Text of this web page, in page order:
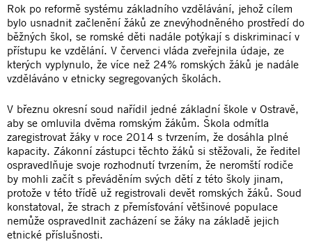
Rok po reformě systému základního vzdělávání, jehož cílem
bylo usnadnit začlenění žáků ze znevýhodněného prostředí do
běžných škol, se romské děti nadále potýkají s diskriminací v
přístupu ke vzdělání. V červenci vláda zveřejnila údaje, ze
kterých vyplynulo, že více než 24% romských žáků je nadále
vzděláváno v etnicky segregovaných školách.
V březnu okresní soud nařídil jedné základní škole v Ostravě,
aby se omluvila dvěma romským žákům. Škola odmítla
zaregistrovat žáky v roce 2014 s tvrzením, že dosáhla plné
kapacity. Zákonní zástupci těchto žáků si stěžovali, že ředitel
ospravedlňuje svoje rozhodnutí tvrzením, že neromští rodiče
by mohli začít s převáděním svých dětí z této školy jinam,
protože v této třídě už registrovali devět romských žáků. Soud
konstatoval, že strach z přemísťování většinové populace
nemůže ospravedlnit zacházení se žáky na základě jejich
etnické příslušnosti.